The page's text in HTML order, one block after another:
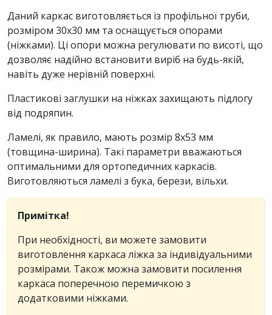
Даний каркас виготовляється із профільної труби,
розміром 30х30 мм та оснащується опорами
(ніжками). Ці опори можна регулювати по висоті, що
дозволяє надійно встановити виріб на будь-якій,
навіть дуже нерівній поверхні.
Пластикові заглушки на ніжках захищають підлогу
від подряпин.
Ламелі, як правило, мають розмір 8x53 мм
(товщина-ширина). Такі параметри вважаються
оптимальними для ортопедичних каркасів.
Виготовляються ламелі з бука, берези, вільхи.
Примітка!
При необхідності, ви можете замовити
виготовлення каркаса ліжка за індивідуальними
розмірами. Також можна замовити посилення
каркаса поперечною перемичкою з
додатковими ніжками.